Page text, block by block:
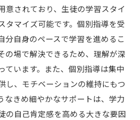
距離が近い個別指導
マイズ授業で学力向上
に応じた柔軟なカリキュラム
せた授業内容の調整
に基づいた学習プラン
引き出す授業展開
大限の成果を引き出す方法
意されており、生徒の学習スタイ
タマイズ可能です。個別指導を受
分自身のペースで学習を進めるこ
の場で解決できるため、理解が深
ています。また、個別指導は集中
し、モチベーションの維持にもつ
なきめ細やかなサポートは、学力
の自己肯定感を高める大きな要因